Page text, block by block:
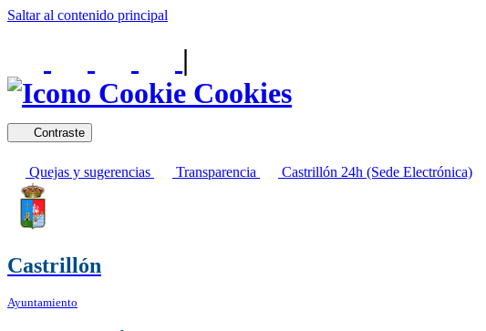
Saltar al contenido principal
|
Cookies
Contraste
Quejas y sugerencias Transparencia Castrillón 24h (Sede Electrónica)
Castrillón
Ayuntamiento